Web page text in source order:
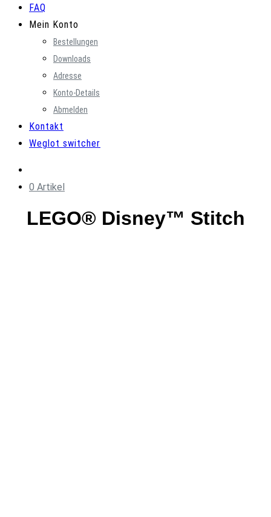
FAQ
Mein Konto
Bestellungen
Downloads
Adresse
Konto-Details
Abmelden
Kontakt
Weglot switcher
0 Artikel
LEGO® Disney™ Stitch